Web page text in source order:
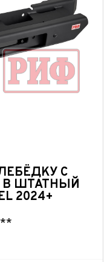
С
В ШТАТНЫЙ
2024+
**